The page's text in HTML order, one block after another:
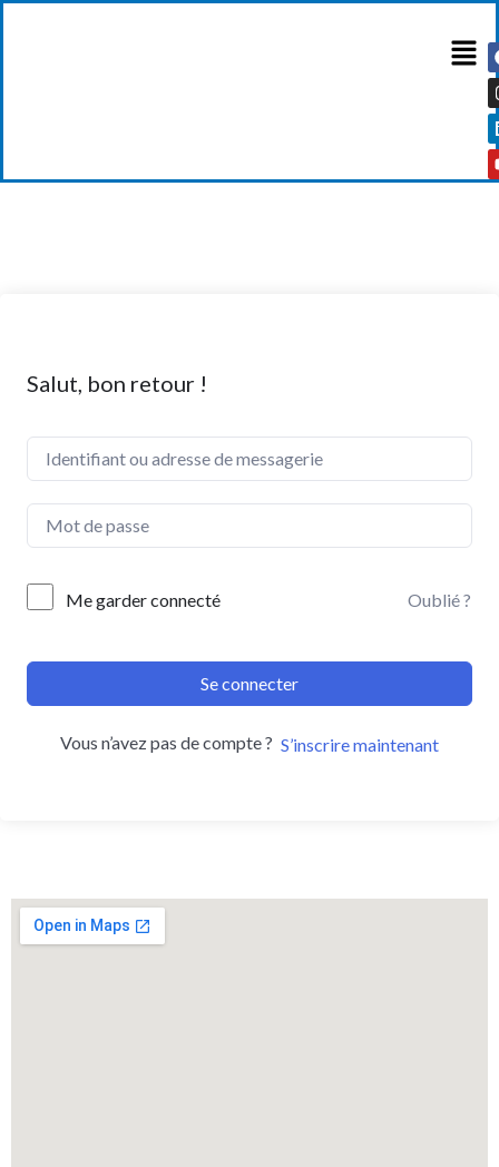
Salut, bon retour !
Me garder connecté Oublié ?
Se connecter
Vous n’avez pas de compte ? S’inscrire maintenant